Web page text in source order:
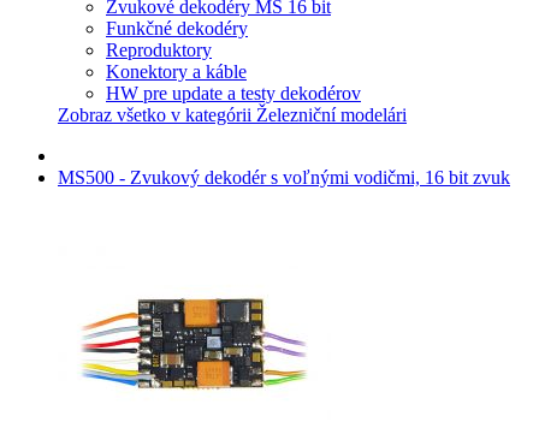
Zvukové dekodéry MS 16 bit
Funkčné dekodéry
Reproduktory
Konektory a káble
HW pre update a testy dekodérov
Zobraz všetko v kategórii Železniční modelári
MS500 - Zvukový dekodér s voľnými vodičmi, 16 bit zvuk